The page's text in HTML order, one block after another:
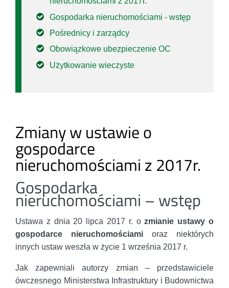
Gospodarka nieruchomościami - wstęp
Pośrednicy i zarządcy
Obowiązkowe ubezpieczenie OC
Użytkowanie wieczyste
Zmiany w ustawie o
gospodarce
nieruchomościami z 2017r.
Gospodarka
nieruchomościami – wstęp
Ustawa z dnia 20 lipca 2017 r. ozmianie ustawy o
gospodarce nieruchomościami oraz niektórych
innych ustaw weszła w życie 1 września 2017 r.
Jak zapewniali autorzy zmian – przedstawiciele
ówczesnego Ministerstwa Infrastruktury i Budownictwa